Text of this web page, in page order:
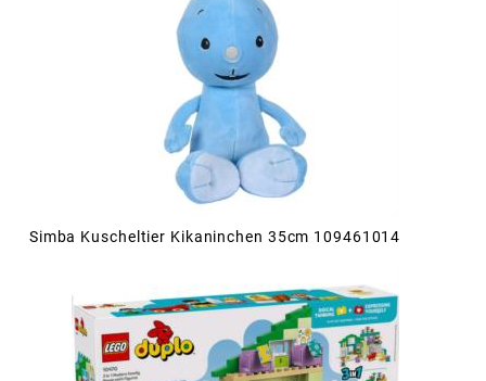
Simba Kuscheltier Kikaninchen 35cm 109461014